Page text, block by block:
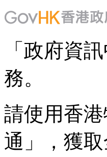
「政府資
務。
請使用香
通」，獲